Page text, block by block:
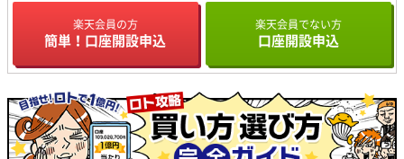
楽天会員の方
簡単！口座開設申込
楽天会員でない方
口座開設申込